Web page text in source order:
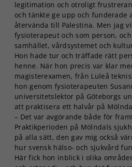
legitimation och otroligt
och tänkte ge upp och funderade
återvända till Palestina. Men jag
fysioterapeut och som person,
samhället, vårdsystemet och
Hon hade tur och träffade rätt
henne. När hon precis var klar
magisterexamen, från Luleå
hon genom fysioterapeuten
universitetslektor på Göteborgs
att praktisera ett halvår på
– Det var avgörande både för
Praktikperioden på Mölndals
på alla sätt, den gav mig också
hur svensk hälso- och sjukvård
Här fick hon inblick i olika